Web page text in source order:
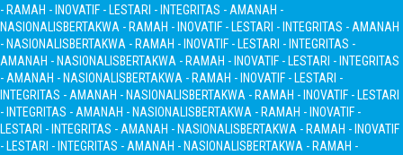
- RAMAH - INOVATIF - LESTARI - INTEGRITAS - AMANAH -
NASIONALISBERTAKWA - RAMAH - INOVATIF - LESTARI - INTEGRITAS - AMANAH
- NASIONALISBERTAKWA - RAMAH - INOVATIF - LESTARI - INTEGRITAS -
AMANAH - NASIONALISBERTAKWA - RAMAH - INOVATIF - LESTARI - INTEGRITAS
- AMANAH - NASIONALISBERTAKWA - RAMAH - INOVATIF - LESTARI -
INTEGRITAS - AMANAH - NASIONALISBERTAKWA - RAMAH - INOVATIF - LESTARI
- INTEGRITAS - AMANAH - NASIONALISBERTAKWA - RAMAH - INOVATIF -
LESTARI - INTEGRITAS - AMANAH - NASIONALISBERTAKWA - RAMAH - INOVATIF
- LESTARI - INTEGRITAS - AMANAH - NASIONALISBERTAKWA - RAMAH -